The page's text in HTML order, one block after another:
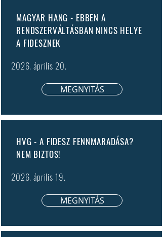
MAGYAR HANG - EBBEN A
RENDSZERVÁLTÁSBAN NINCS HELYE
A FIDESZNEK
2026. április 20.
MEGNYITÁS
HVG - A FIDESZ FENNMARADÁSA?
NEM BIZTOS!
2026. április 19.
MEGNYITÁS